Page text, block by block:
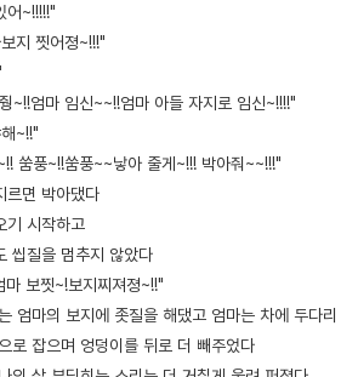
어~!!!!!"
지 찟어졍~!!!"
~!!엄마 임신~~!!엄마 아들 자지로 임신~!!!!"
~!!"
쑴풍~!!쑴풍~~낳아 줄게~!!! 박아줘~~!!!"
르면 박아댔다
기 시작하고
씹질을 멈추지 않았다
보찟~!보지찌져졍~!!"
엄마의 보지에 좃질을 해댔고 엄마는 차에 두다리
로 잡으며 엉덩이를 뒤로 더 빼주었다